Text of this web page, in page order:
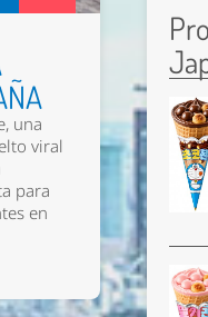
una
viral
para
en